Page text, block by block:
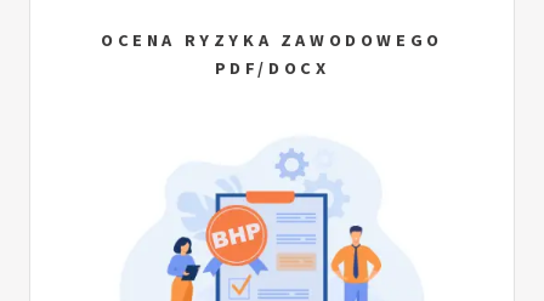
OCENA RYZYKA ZAWODOWEGO
PDF/DOCX